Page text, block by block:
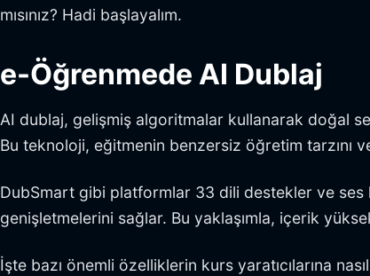
mısınız? Hadi başlayalım.
e-Öğrenmede AI Dublaj
AI dublaj, gelişmiş algoritmalar kullanarak doğal
Bu teknoloji, eğitmenin benzersiz öğretim
DubSmart gibi platformlar 33 dili destekler ve ses
genişletmelerini sağlar. Bu yaklaşımla, içerik
İşte bazı önemli özelliklerin kurs yaratıcılarına